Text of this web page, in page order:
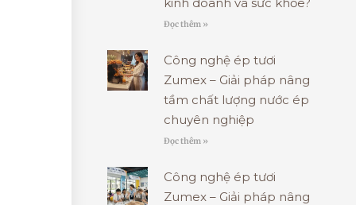
Đọc thêm »
Công nghệ ép tươi
Zumex – Giải pháp nâng
tầm chất lượng nước ép
chuyên nghiệp
Đọc thêm »
Công nghệ ép tươi
Zumex – Giải pháp nâng